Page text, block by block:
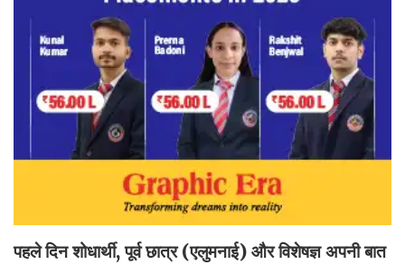
पहले दिन शोधार्थी, पूर्व छात्र (एलुमनाई) और विशेषज्ञ अपनी बात